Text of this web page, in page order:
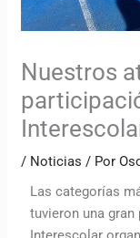
Nuestros
/ Noticias / Por
Las categorías
tuvieron una